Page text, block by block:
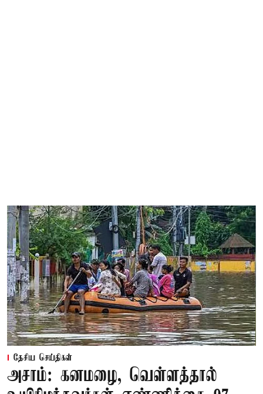
தேசிய செய்திகள்
அசாம்: கனமழை, வெள்ளத்தால்